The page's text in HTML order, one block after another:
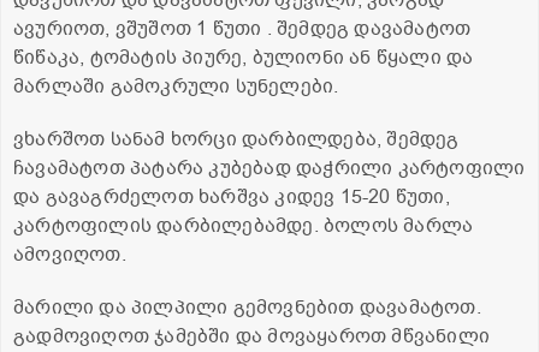
ავურიოთ, ვშუშოთ 1 წუთი . შემდეგ დავამატოთ
წიწაკა, ტომატის პიურე, ბულიონი ან წყალი და
მარლაში გამოკრული სუნელები.
ვხარშოთ სანამ ხორცი დარბილდება, შემდეგ
ჩავამატოთ პატარა კუბებად დაჭრილი კარტოფილი
და გავაგრძელოთ ხარშვა კიდევ 15-20 წუთი,
კარტოფილის დარბილებამდე. ბოლოს მარლა
ამოვიღოთ.
მარილი და პილპილი გემოვნებით დავამატოთ.
გადმოვიღოთ ჯამებში და მოვაყაროთ მწვანილი